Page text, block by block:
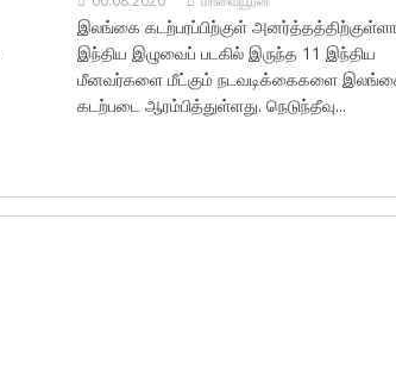
இலங்கை கடற்பரப்பிற்குள்
இந்திய இழுவைப் படகில் இருந்த 11 இந்திய
மீனவர்களை மீட்கும் நடவடிக்கைகளை
கடற்படை ஆரம்பித்துள்ளது. நெடுந்தீவு...